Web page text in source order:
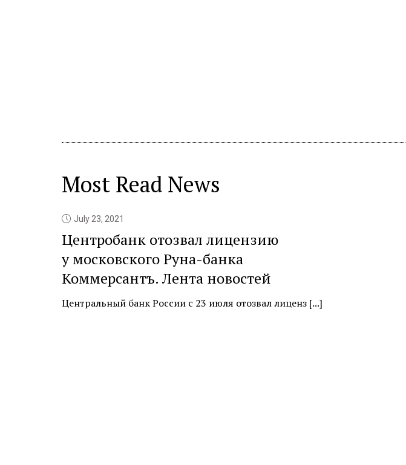
Most Read News
July 23, 2021
Центробанк отозвал лицензию
у московского Руна-банка
Коммерсантъ. Лента новостей
Центральный банк России с 23 июля отозвал лиценз [...]